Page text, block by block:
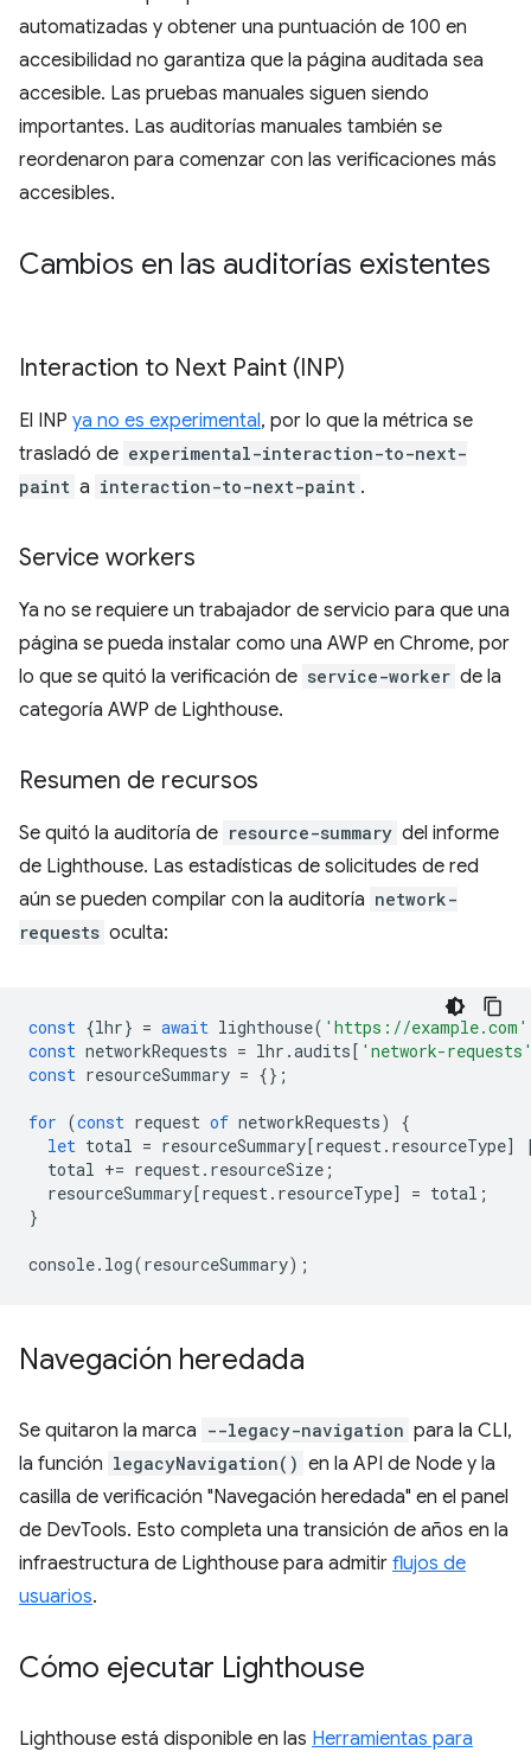
automatizadas y obtener una puntuación de 100 en
accesibilidad no garantiza que la página auditada sea
accesible. Las pruebas manuales siguen siendo
importantes. Las auditorías manuales también se
reordenaron para comenzar con las verificaciones más
accesibles.
Cambios en las auditorías existentes
Interaction to Next Paint (INP)
El INP ya no es experimental, por lo que la métrica se
trasladó de experimental-interaction-to-next-
paint a interaction-to-next-paint .
Service workers
Ya no se requiere un trabajador de servicio para que una
página se pueda instalar como una AWP en Chrome, por
lo que se quitó la verificación de service-worker de la
categoría AWP de Lighthouse.
Resumen de recursos
Se quitó la auditoría de resource-summary del informe
de Lighthouse. Las estadísticas de solicitudes de red
aún se pueden compilar con la auditoría network-
requests oculta:
const {lhr} = await lighthouse( 'https://example.com'
const networkRequests = lhr .audits[ 'network-
const resourceSummary = {};
for (const request of networkRequests)
{
let total = resourceSummary[request . resourceType]
total += request . resourceSize ;
resourceSummary[request . resourceType] = total ;
}
console. log(resourceSummary);
Navegación heredada
Se quitaron la marca --legacy-navigation para la CLI,
la función legacyNavigation() en la API de Node y la
casilla de verificación "Navegación heredada" en el panel
de DevTools. Esto completa una transición de años en la
infraestructura de Lighthouse para admitir flujos de
usuarios.
Cómo ejecutar Lighthouse
Lighthouse está disponible en las Herramientas para